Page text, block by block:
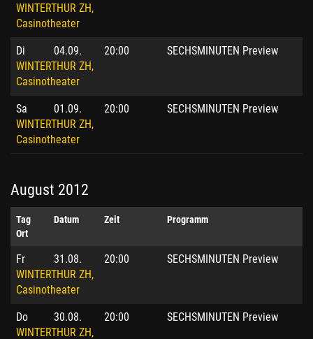
WINTERTHUR ZH,
Casinotheater
Di 04.09.
20:00
WINTERTHUR ZH,
Casinotheater
SECHSMINUTEN Preview
Sa 01.09.
20:00
WINTERTHUR ZH,
Casinotheater
SECHSMINUTEN Preview
August 2012
Tag Datum
Zeit
Ort
Programm
Fr 31.08.
20:00
WINTERTHUR ZH,
Casinotheater
SECHSMINUTEN Preview
Do 30.08.
20:00
WINTERTHUR ZH,
SECHSMINUTEN Preview